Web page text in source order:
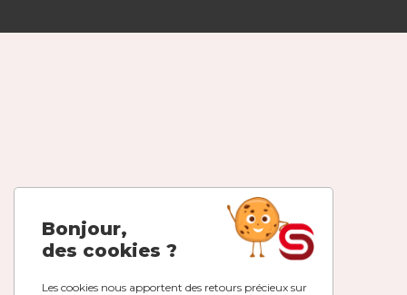
Bonjour,
des cookies ?
Les cookies nous apportent des retours précieux sur